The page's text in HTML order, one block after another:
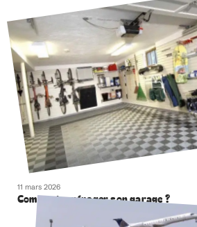
11 mars 2026
Comment aménager son garage ?